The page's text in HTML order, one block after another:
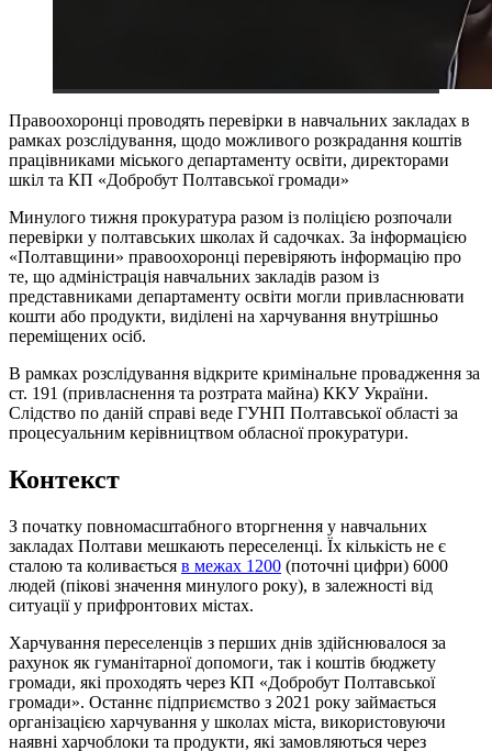
Правоохоронці проводять перевірки в навчальних закладах в
рамках розслідування, щодо можливого розкрадання коштів
працівниками міського департаменту освіти, директорами
шкіл та КП «Добробут Полтавської громади»
Минулого тижня прокуратура разом із поліцією розпочали
перевірки у полтавських школах й садочках. За інформацією
«Полтавщини» правоохоронці перевіряють інформацію про
те, що адміністрація навчальних закладів разом із
представниками департаменту освіти могли привласнювати
кошти або продукти, виділені на харчування внутрішньо
переміщених осіб.
В рамках розслідування відкрите кримінальне провадження за
ст. 191 (привласнення та розтрата майна) ККУ України.
Слідство по даній справі веде ГУНП Полтавської області за
процесуальним керівництвом обласної прокуратури.
Контекст
З початку повномасштабного вторгнення у навчальних
закладах Полтави мешкають переселенці. Їх кількість не є
сталою та коливається в межах 1200 (поточні цифри) 6000
людей (пікові значення минулого року), в залежності від
ситуації у прифронтових містах.
Харчування переселенців з перших днів здійснювалося за
рахунок як гуманітарної допомоги, так і коштів бюджету
громади, які проходять через КП «Добробут Полтавської
громади». Останнє підприємство з 2021 року займається
організацією харчування у школах міста, використовуючи
наявні харчоблоки та продукти, які замовляються через